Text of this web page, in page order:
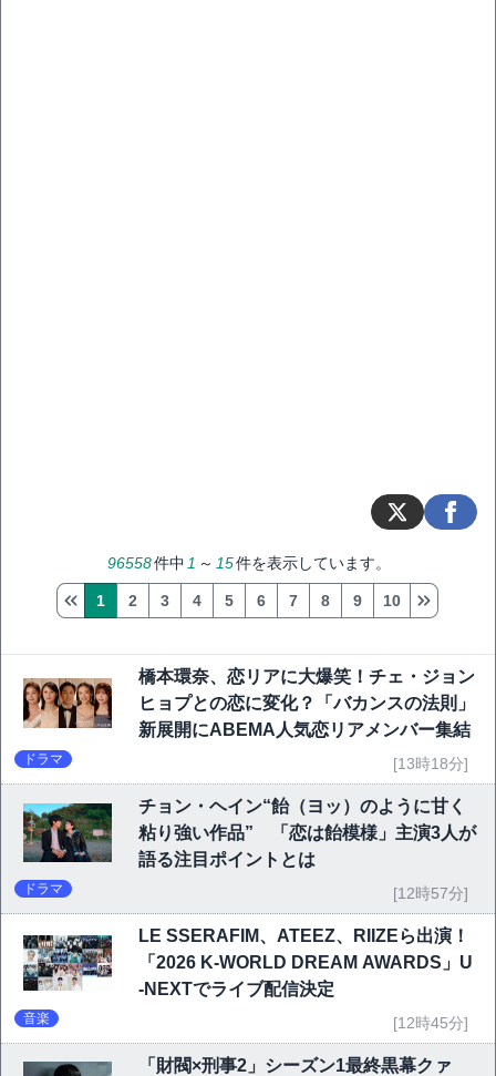
96558件中 1 ～ 15件を表示しています。
1 2 3 4 5 6 7 8 9 10
橋本環奈、恋リアに大爆笑！チェ・ジョン
ヒョプとの恋に変化？「バカンスの法則」
新展開にABEMA人気恋リアメンバー集結
ドラマ [13時18分]
チョン・ヘイン“飴（ヨッ）のように甘く
粘り強い作品” 「恋は飴模様」主演3人が
語る注目ポイントとは
ドラマ [12時57分]
LE SSERAFIM、ATEEZ、RIIZEら出演！
「2026 K-WORLD DREAM AWARDS」U
-NEXTでライブ配信決定
音楽 [12時45分]
「財閥×刑事2」シーズン1最終黒幕クァ